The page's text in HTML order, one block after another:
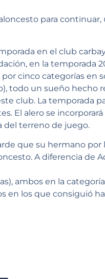
para continuar,
en el club
en la temporada
cinco categorías en
todo un sueño hecho
club. La temporada
El alero se incorporará
del terreno de juego.
que su hermano por
A diferencia de
ambos en la categoría
los que consiguió